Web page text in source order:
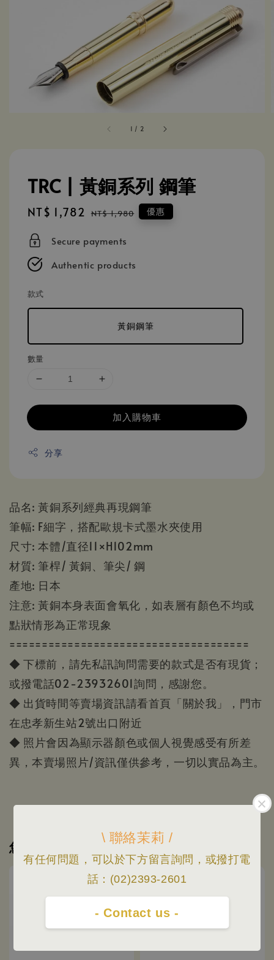
\ 聯絡茉莉 /
有任何問題，可以於下方留言詢問，或撥打電
話：(02)2393-2601
- Contact us -
1 / 2
TRC | 黃銅系列 鋼筆
Sale
NT$ 1,782 Regular
NT$ 1,980 優惠
Secure payments
Authentic products
款式
黃銅鋼筆
數量
加入購物車
分享
品名: 黃銅系列經典再現鋼筆
筆幅: F細字，搭配歐規卡式墨水夾使用
尺寸: 本體/直径11×H102mm
材質: 筆桿/ 黃銅、筆尖/ 鋼
產地: 日本
注意: 黃銅本身表面會氧化，如表層有顏色不均或
點狀情形為正常現象
=====================================
◆ 下標前，請先私訊詢問需要的款式是否有現貨；
或撥電話02-23932601詢問，感謝您。
◆ 出貨時間等賣場資訊請看首頁「關於我」，門市
在忠孝新生站2號出口附近
◆ 照片會因為顯示器顏色或個人視覺感受有所差
異，本賣場照片/資訊僅供參考，一切以實品為主。
您可能也喜歡